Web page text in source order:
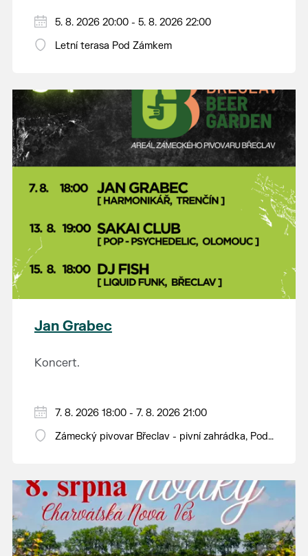
5. 8. 2026 20:00 - 5. 8. 2026 22:00
Letní terasa Pod Zámkem
Jan Grabec
Koncert.
7. 8. 2026 18:00 - 7. 8. 2026 21:00
Zámecký pivovar Břeclav - pivní zahrádka, Pod